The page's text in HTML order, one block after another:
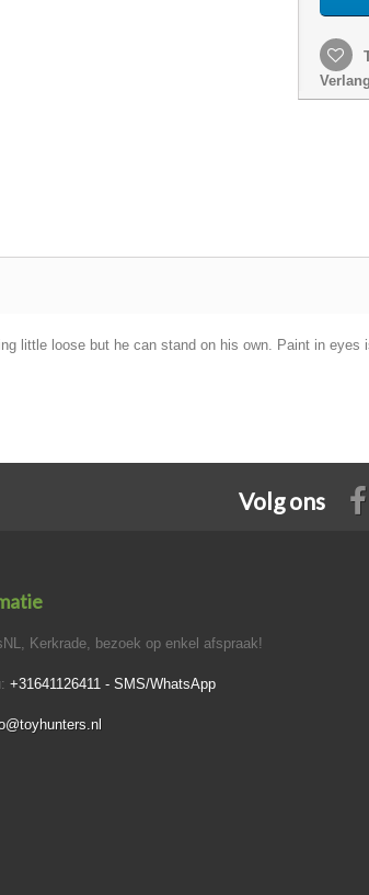
little loose but he can stand on his own. Paint in eyes
Volg ons
Kerkrade, bezoek op enkel afspraak!
+31641126411 - SMS/WhatsApp